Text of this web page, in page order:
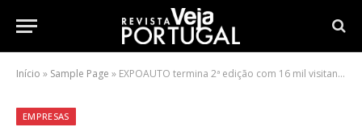
Início » Sample Page » EXPOAUTO termina 2ª edição com 16 mil visitantes
EMPRESAS